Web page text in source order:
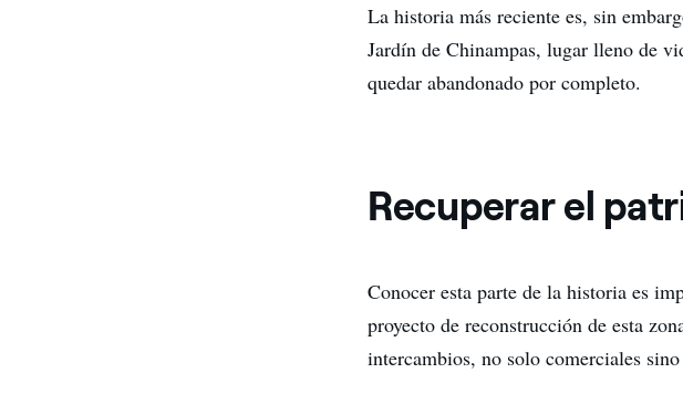
La historia más reciente es, sin
Jardín de Chinampas, lugar lleno de
quedar abandonado por completo.
Recuperar el
Conocer esta parte de la historia es
proyecto de reconstrucción de esta
intercambios, no solo comerciales